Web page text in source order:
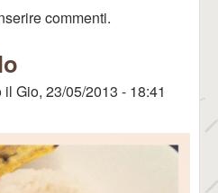
commenti.
il Gio, 23/05/2013 - 18:41